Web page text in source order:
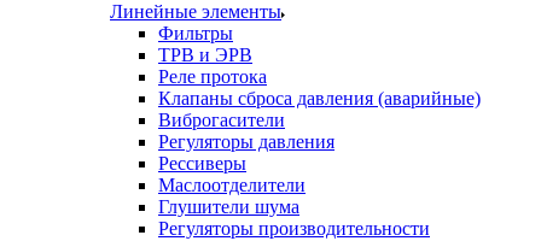
Линейные элементы
Фильтры
ТРВ и ЭРВ
Реле протока
Клапаны сброса давления (аварийные)
Виброгасители
Регуляторы давления
Рессиверы
Маслоотделители
Глушители шума
Регуляторы производительности